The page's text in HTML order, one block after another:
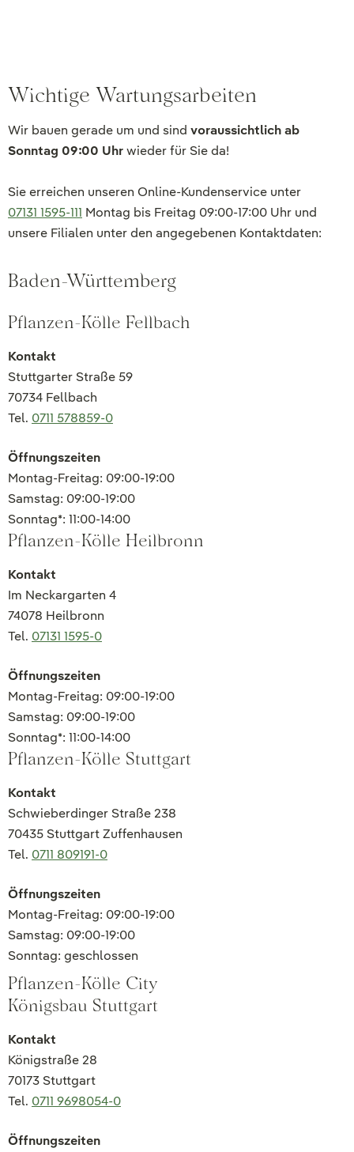
Wichtige Wartungsarbeiten
Wir bauen gerade um und sind voraussichtlich ab
Sonntag 09:00 Uhrwieder für Sie da!
Sie erreichen unseren Online-Kundenservice unter
07131 1595-111 Montag bis Freitag 09:00-17:00 Uhr und
unsere Filialen unter den angegebenen Kontaktdaten:
Baden-Württemberg
Pflanzen-Kölle Fellbach
Kontakt
Stuttgarter Straße 59
70734 Fellbach
Tel. 0711 578859-0
Öffnungszeiten
Montag-Freitag: 09:00-19:00
Samstag: 09:00-19:00
Sonntag*: 11:00-14:00
Pflanzen-Kölle Heilbronn
Kontakt
Im Neckargarten 4
74078 Heilbronn
Tel. 07131 1595-0
Öffnungszeiten
Montag-Freitag: 09:00-19:00
Samstag: 09:00-19:00
Sonntag*: 11:00-14:00
Pflanzen-Kölle Stuttgart
Kontakt
Schwieberdinger Straße 238
70435 Stuttgart Zuffenhausen
Tel. 0711 809191-0
Öffnungszeiten
Montag-Freitag: 09:00-19:00
Samstag: 09:00-19:00
Sonntag: geschlossen
Pflanzen-Kölle City
Königsbau Stuttgart
Kontakt
Königstraße 28
70173 Stuttgart
Tel. 0711 9698054-0
Öffnungszeiten